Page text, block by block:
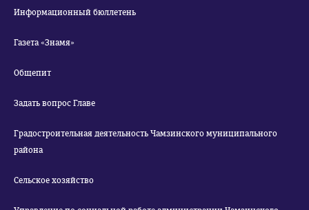
Информационный бюллетень
Газета «Знамя»
Общепит
Задать вопрос Главе
Градостроительная деятельность Чамзинского муниципального
района
Сельское хозяйство